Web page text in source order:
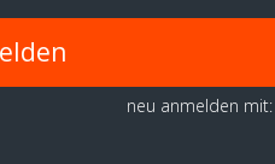
neu anmelden mit: